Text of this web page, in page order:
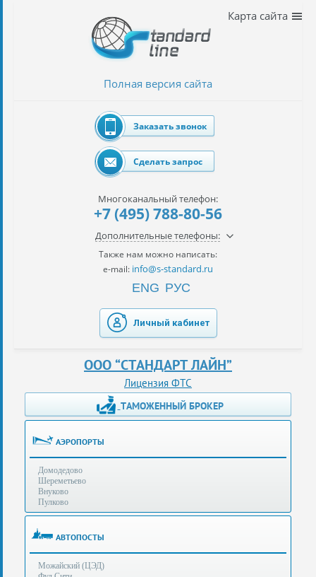
автомобилей
Получение
ЭЦП
за
сутки
услуги
Опыт
оформления
Полная версия сайта
Карта сайта
Заказать звонок
Сделать запрос
Многоканальный телефон:
+7 (495) 788-80-56
Дополнительные телефоны:
Также нам можно написать:
e-mail: info@s-standard.ru
ENG РУС
Личный кабинет
ООО “СТАНДАРТ ЛАЙН”
Лицензия ФТС
ТАМОЖЕННЫЙ БРОКЕР
АЭРОПОРТЫ
Домодедово
Шереметьево
Внуково
Пулково
АВТОПОСТЫ
Можайский (ЦЭД)